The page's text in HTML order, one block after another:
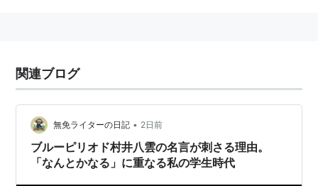
関連ブログ
無免ライターの日記 • 2日前
ブルーピリオド村井八雲の名言が刺さる理由。
「なんとかなる」に重なる私の学生時代